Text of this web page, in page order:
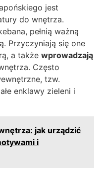
jest
do wnętrza.
pełnią ważną
Przyczyniają się one
a także wprowadzają
Często
tzw.
enklawy zieleni i
jak urządzić
i